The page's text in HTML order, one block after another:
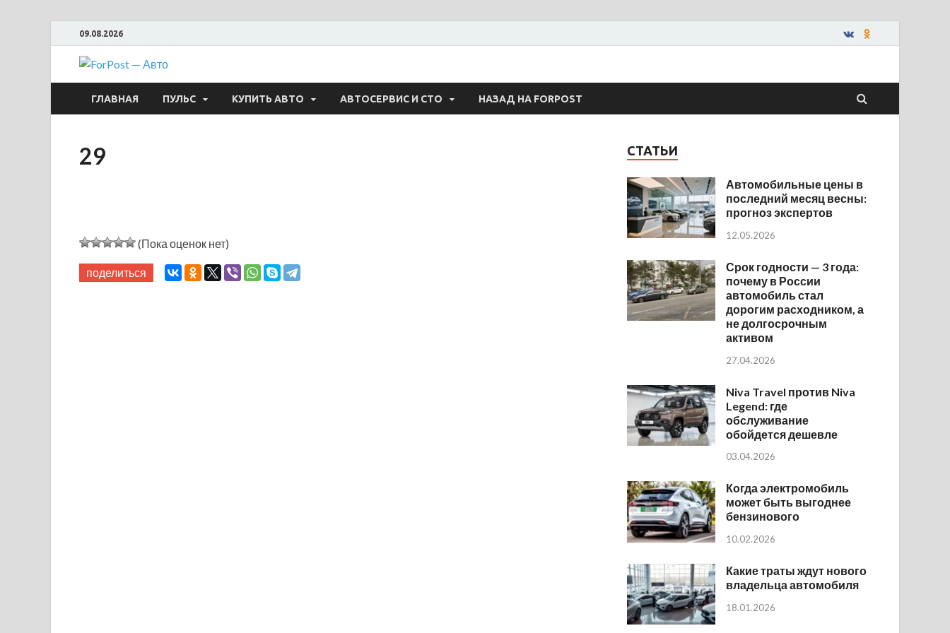
09.08.2026
ForPost — Авто
ГЛАВНАЯ ПУЛЬС КУПИТЬ АВТО АВТОСЕРВИС И СТО НАЗАД НА FORPOST
29
(Пока оценок нет)
поделиться
СТАТЬИ
Автомобильные цены в
последний месяц весны:
прогноз экспертов
12.05.2026
Срок годности — 3 года:
почему в России
автомобиль стал
дорогим расходником, а
не долгосрочным
активом
27.04.2026
Niva Travel против Niva
Legend: где
обслуживание
обойдется дешевле
03.04.2026
Когда электромобиль
может быть выгоднее
бензинового
10.02.2026
Какие траты ждут нового
владельца автомобиля
18.01.2026